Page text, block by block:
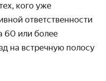
кого уже
ответственности
60 или более
на встречную полосу